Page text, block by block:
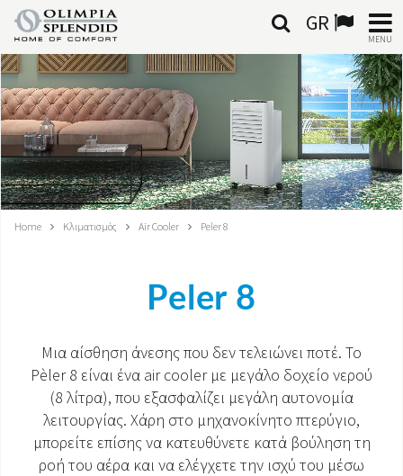
GR
MENU
ΕΛΛΗΝΙΚΆ
HOME
ΚΛΙΜΑΤΙΣΜΌΣ
ΘΈΡΜΑΝΣΗ
ΟΛΟΚΛΗΡΩΜΈΝΑ ΣΥΣΤΉΜΑΤΑ
ΕΠΙΚΟΙΝΩΝΊΑ
ΚΌΣΜΟΣ OS
ΈΓΓΡΑΦΑ ΠΡΟΪΌΝΤΩΝ
Home Κλιματισμός Air Cooler Peler 8
Peler 8
Μια αίσθηση άνεσης που δεν τελειώνει ποτέ. Το
Pèler 8 είναι ένα air cooler με μεγάλο δοχείο νερού
(8 λίτρα), που εξασφαλίζει μεγάλη αυτονομία
λειτουργίας. Χάρη στο μηχανοκίνητο πτερύγιο,
μπορείτε επίσης να κατευθύνετε κατά βούληση τη
ροή του αέρα και να ελέγχετε την ισχύ του μέσω